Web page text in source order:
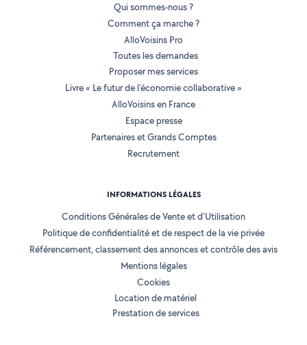
Qui sommes-nous ?
Comment ça marche ?
AlloVoisins Pro
Toutes les demandes
Proposer mes services
Livre « Le futur de l'économie collaborative »
AlloVoisins en France
Espace presse
Partenaires et Grands Comptes
Recrutement
INFORMATIONS LÉGALES
Conditions Générales de Vente et d'Utilisation
Politique de confidentialité et de respect de la vie privée
Référencement, classement des annonces et contrôle des avis
Mentions légales
Cookies
Location de matériel
Prestation de services